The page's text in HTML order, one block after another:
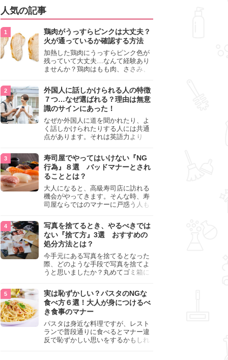
人気の記事
鶏肉がうっすらピンクは大丈夫？
火が通っているか確認する方法
加熱した鶏肉にうっすらピンク色が
残っていて大丈夫…なんて経験あり
ませんか？鶏肉はもも肉、ささみ、
わいが異なり、いろいろと楽しめる
料理ですが、鶏肉は加熱した後でも
うっすらピンク色の部分が大丈夫な
のと気になるときがあります。この
記事では生焼けか火が通っているの
かを確認する方法や、鶏肉を調理す
るときの注意点を紹介しますので、
参考にしてみてくださいね。
外国人に話しかけられる人の特徴
７つ…なぜ選ばれる？理由は無意
識のサインにあった！
なぜか外国人に道を聞かれたり、よ
く話しかけられたりする人には共通
点があります。それは英語力より
けても大丈夫」というサインが関係
しています。よく選ばれる人の特徴
や、英語が苦手でも焦らない対処
法、自分を守るための注意点を詳し
く解説します。
寿司屋でやってはいけない『NG
行為』８選 バッドマナーとされ
ることとは？
大人になると、高級寿司店に訪れる
機会がやってきます。そんな時、寿
司屋ならではのマナーに戸惑う人も
らためて寿司屋でやってはいけない
『NG行為』をチェックしましょう。
写真を捨てるとき、やるべきでは
ない『捨て方』3選 おすすめの
処分方法とは？
今手元にある写真を捨てるとなった
際、どのような手段で写真を捨てよ
うと思いましたか？丸めてゴミ箱に
真は個人情報が詰まっているので、
ただ丸めただけの状態で捨ててしま
うのは危険です。写真にすべきでは
ない捨て方をまとめているので、ぜ
ひチェックしておきましょう。
実は恥ずかしい？パスタのNGな
食べ方６選！大人が身につけるべ
き食事のマナー
パスタは身近な料理ですが、レスト
ランで普段通りに食べるとマナー違
反で恥ずかしい思いをするかもしれ